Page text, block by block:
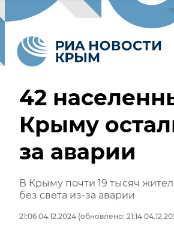
42
Крыму
за аварии
В Крыму почти 19 тысяч
без света из-за аварии
21:06 04.12.2024 (обновлено: 21:14